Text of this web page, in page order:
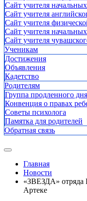
Сайт учителя
Сайт учителя
Сайт учителя
Сайт учителя
Сайт учителя
Ученикам
Достижения
Объявления
Кадетство
Родителям
Группа продленного
Конвенция о правах
Советы психолога
Памятка для родителей
Обратная связь
Главная
Новости
«ЗВЕЗДА»
Артеке